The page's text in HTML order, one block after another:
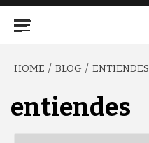
HOME BLOG ENTIENDES
entiendes